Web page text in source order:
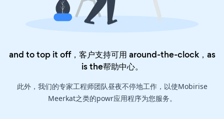
and to top it off，客户支持可用 around-the-clock，as
is the帮助中心。
此外，我们的专家工程师团队昼夜不停地工作，以使Mobirise
Meerkat之类的powr应用程序为您服务。